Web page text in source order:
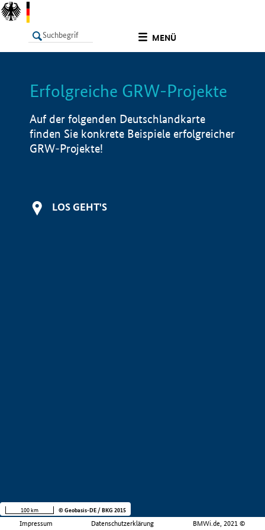
MENÜ
LISTE Info
Erfolgreiche GRW-Projekte
Auf der folgenden Deutschlandkarte
finden Sie konkrete Beispiele erfolgreicher
GRW-Projekte!
LOS GEHT'S
Impressum Datenschutzerklärung BMWi.de, 2021 ©
100 km © Geobasis-DE / BKG 2015